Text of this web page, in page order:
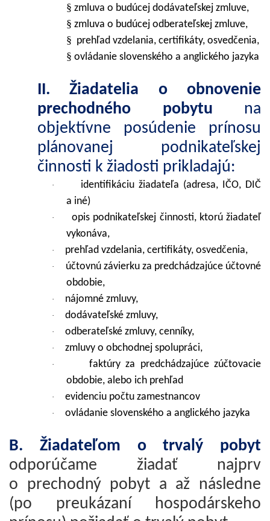
§ zmluva o budúcej dodávateľskej zmluve,
§ zmluva o budúcej odberateľskej zmluve,
§ prehľad vzdelania, certifikáty, osvedčenia,
§ ovládanie slovenského a anglického jazyka
II. Žiadatelia o obnovenie
prechodného pobytu na
objektívne posúdenie prínosu
plánovanej podnikateľskej
činnosti k žiadosti prikladajú:
·
identifikáciu žiadateľa (adresa, IČO, DIČ
a iné)
·
opis podnikateľskej činnosti, ktorú žiadateľ
vykonáva,
· prehľad vzdelania, certifikáty, osvedčenia,
·
účtovnú závierku za predchádzajúce účtovné
obdobie,
· nájomné zmluvy,
· dodávateľské zmluvy,
· odberateľské zmluvy, cenníky,
· zmluvy o obchodnej spolupráci,
·
faktúry za predchádzajúce zúčtovacie
obdobie, alebo ich prehľad
· evidenciu počtu zamestnancov
· ovládanie slovenského a anglického jazyka
B. Žiadateľom o trvalý pobyt
odporúčame žiadať najprv
o prechodný pobyt a až následne
(po preukázaní hospodárskeho